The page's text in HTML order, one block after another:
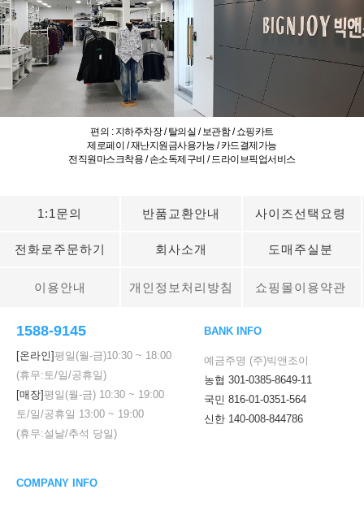
편의 : 지하주차장 / 탈의실 / 보관함 / 쇼핑카트
제로페이 / 재난지원금사용가능 / 카드결제가능
전직원마스크착용 / 손소독제구비 / 드라이브픽업서비스
1:1문의 반품교환안내 사이즈선택요령
전화로주문하기 회사소개 도매주실분
이용안내 개인정보처리방침 쇼핑몰이용약관
1588-9145
[온라인]평일(월-금)10:30 ~ 18:00
(휴무:토/일/공휴일)
[매장]평일(월-금) 10:30 ~ 19:00
토/일/공휴일 13:00 ~ 19:00
(휴무:설날/추석 당일)
BANK INFO
예금주명 (주)빅앤조이
농협 301-0385-8649-11
국민 816-01-0351-564
신한 140-008-844786
COMPANY INFO